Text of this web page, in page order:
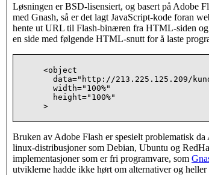
Løsningen er BSD-lisensiert, og basert på Adobe
med Gnash, så er det lagt JavaScript-kode foran
hente ut URL til Flash-binæren fra HTML-siden og
en side med følgende HTML-snutt for å laste
<object
data="http://213.225.125.209/
  width="100%"
  height="100%"
>
Bruken av Adobe Flash er spesielt problematisk
linux-distribusjoner som Debian, Ubuntu og
implementasjoner som er fri programvare, som
utviklerne hadde ikke hørt om alternativer og heller